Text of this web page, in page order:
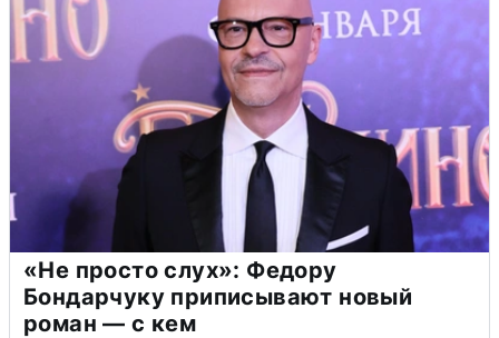
«Не просто слух»: Федору
Бондарчуку приписывают новый
роман — с кем